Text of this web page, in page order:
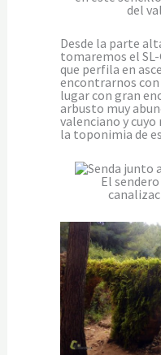
del
Desde la parte
tomaremos el SL-
que perfila en
encontrarnos
lugar con gran
arbusto muy
valenciano y
la toponimia de
El